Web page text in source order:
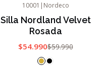
10001 | Nordeco
Silla Nordland Velvet
Rosada
$54.990$59.990